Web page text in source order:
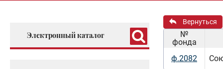
Электронный каталог
Вернуться
№
фонда
ф.2082